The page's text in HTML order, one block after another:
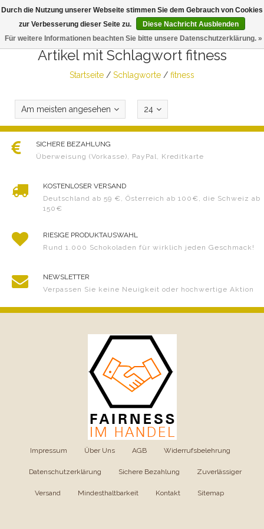
Artikel mit Schlagwort fitness
Startseite / Schlagworte / fitness
Am meisten angesehen 24
SICHERE BEZAHLUNG
Überweisung (Vorkasse), PayPal, Kreditkarte
KOSTENLOSER VERSAND
Deutschland ab 59 €, Österreich ab 100€, die Schweiz ab
150€
RIESIGE PRODUKTAUSWAHL
Rund 1.000 Schokoladen für wirklich jeden Geschmack!
NEWSLETTER
Verpassen Sie keine Neuigkeit oder hochwertige Aktion
Impressum Über Uns AGB Widerrufsbelehrung
Datenschutzerklärung Sichere Bezahlung Zuverlässiger
Versand Mindesthaltbarkeit Kontakt Sitemap
Durch die Nutzung unserer Webseite stimmen Sie dem Gebrauch von Cookies
zur Verbesserung dieser Seite zu.
Diese Nachricht Ausblenden
Für weitere Informationen beachten Sie bitte unsere Datenschutzerklärung. »